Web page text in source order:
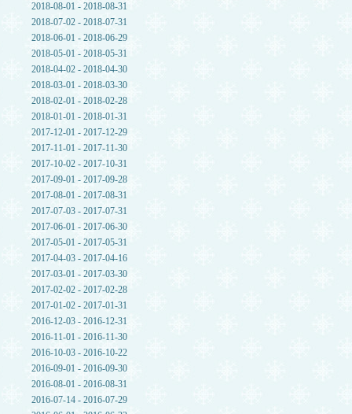
2018-08-01 - 2018-08-31
2018-07-02 - 2018-07-31
2018-06-01 - 2018-06-29
2018-05-01 - 2018-05-31
2018-04-02 - 2018-04-30
2018-03-01 - 2018-03-30
2018-02-01 - 2018-02-28
2018-01-01 - 2018-01-31
2017-12-01 - 2017-12-29
2017-11-01 - 2017-11-30
2017-10-02 - 2017-10-31
2017-09-01 - 2017-09-28
2017-08-01 - 2017-08-31
2017-07-03 - 2017-07-31
2017-06-01 - 2017-06-30
2017-05-01 - 2017-05-31
2017-04-03 - 2017-04-16
2017-03-01 - 2017-03-30
2017-02-02 - 2017-02-28
2017-01-02 - 2017-01-31
2016-12-03 - 2016-12-31
2016-11-01 - 2016-11-30
2016-10-03 - 2016-10-22
2016-09-01 - 2016-09-30
2016-08-01 - 2016-08-31
2016-07-14 - 2016-07-29